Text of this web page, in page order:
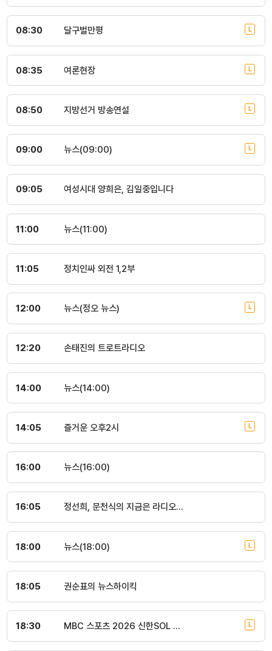
08:30 달구벌만평
08:35 여론현장
08:50 지방선거 방송연설
09:00 뉴스(09:00)
09:05 여성시대 양희은, 김일중입니다
11:00 뉴스(11:00)
11:05 정치인싸 외전 1,2부
12:00 뉴스(정오 뉴스)
12:20 손태진의 트로트라디오
14:00 뉴스(14:00)
14:05 즐거운 오후2시
16:00 뉴스(16:00)
16:05 정선희, 문천식의 지금은 라디오시대
18:00 뉴스(18:00)
18:05 권순표의 뉴스하이킥
18:30 MBC 스포츠 2026 신한SOL KBO리그 삼성:NC(대구)